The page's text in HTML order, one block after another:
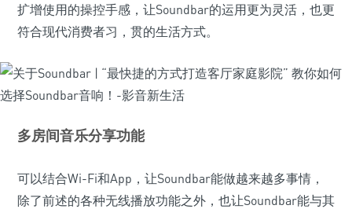
扩增使用的操控手感，让Soundbar的运用更为灵活，也更
符合现代消费者习，贯的生活方式。
多房间音乐分享功能
可以结合Wi-Fi和App，让Soundbar能做越来越多事情，
除了前述的各种无线播放功能之外，也让Soundbar能与其